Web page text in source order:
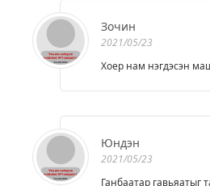
Зочин
2021/05/23
Хоер нам нэгдэсэн
Юндэн
2021/05/23
Ганбаатар гавьяатыг